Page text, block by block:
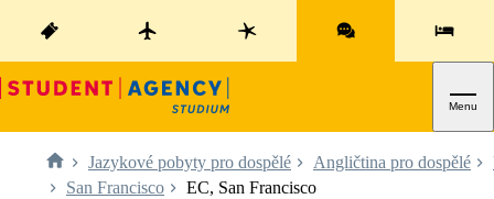
Menu
Jazykové pobyty pro dospělé Angličtina pro dospělé
San Francisco
EC, San Francisco